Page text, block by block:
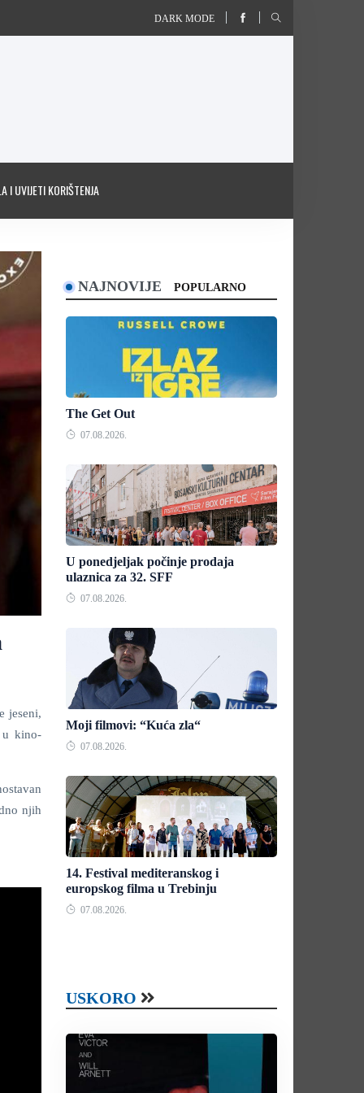
DARK MODE
I UVIJETI KORIŠTENJA
jeseni,
u kino-
njih
NAJNOVIJE POPULARNO
The Get Out
07.08.2026.
U ponedjeljak počinje prodaja
ulaznica za 32. SFF
07.08.2026.
Moji filmovi: “Kuća zla“
07.08.2026.
14. Festival mediteranskog i
europskog filma u Trebinju
07.08.2026.
USKORO